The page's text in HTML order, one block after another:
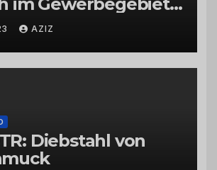
AZIZ
Diebstahl von